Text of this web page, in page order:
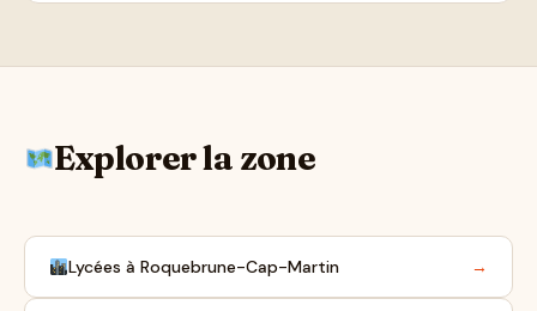
Explorer la zone
Lycées à Roquebrune-Cap-Martin →